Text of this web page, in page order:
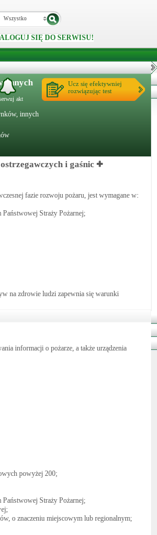
Wszystko
SIĘ DO SERWISU!
innych
innych
Ucz się efektywniej
rozwiązując test
akt
i gaśnic
fazie rozwoju pożaru, jest wymagane w:
Straży Pożarnej;
na zdrowie ludzi zapewnia się warunki
informacji o pożarze, a także urządzenia
powyżej 200;
Straży Pożarnej;
o znaczeniu miejscowym lub regionalnym;